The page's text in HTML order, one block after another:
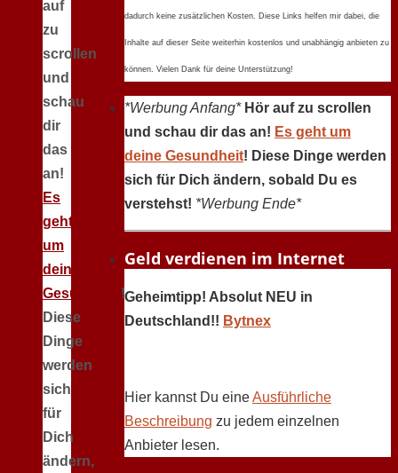
auf
zu
scrollen
und
schau
dir
das
an!
Es
geht
um
deine
Gesundheit !
Diese
Dinge
werden
sich
für
Dich
ändern,
dadurch keine zusätzlichen Kosten. Diese Links helfen mir dabei, die
Inhalte auf dieser Seite weiterhin kostenlos und unabhängig anbieten zu
können. Vielen Dank für deine Unterstützung!
*Werbung Anfang* Hör auf zu scrollen
und schau dir das an! Es geht um
deine Gesundheit! Diese Dinge werden
sich für Dich ändern, sobald Du es
verstehst! *Werbung Ende*
Geld verdienen im Internet
Geheimtipp! Absolut NEU in
Deutschland!! Bytnex
Hier kannst Du eineAusführliche
Beschreibung zu jedem einzelnen
Anbieter lesen.